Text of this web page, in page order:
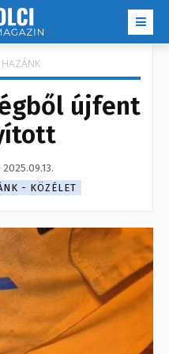
HAZÁNK
újfent
2025.09.13.
- KÖZÉLET